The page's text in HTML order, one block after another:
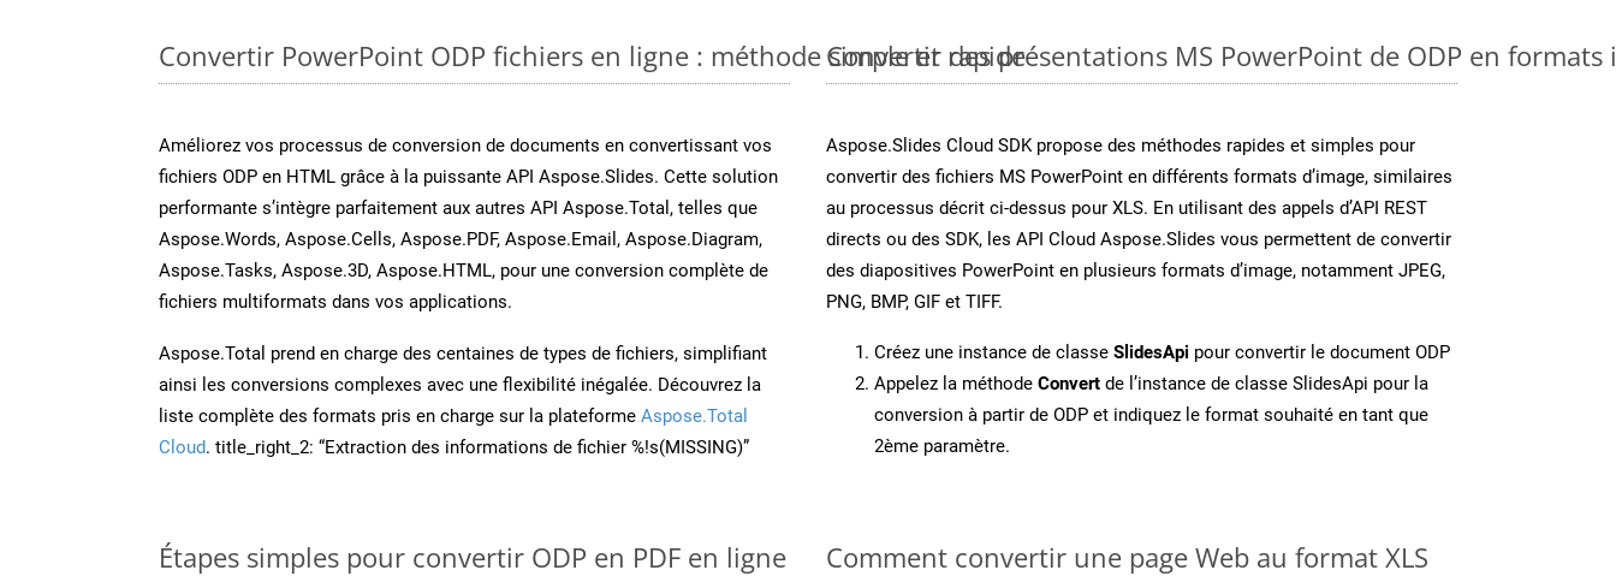
Convertir PowerPoint ODP fichiers en ligne : méthode simple et rapide
Améliorez vos processus de conversion de documents en convertissant vos
fichiers ODP en HTML grâce à la puissante API Aspose.Slides. Cette solution
performante s’intègre parfaitement aux autres API Aspose.Total, telles que
Aspose.Words, Aspose.Cells, Aspose.PDF, Aspose.Email, Aspose.Diagram,
Aspose.Tasks, Aspose.3D, Aspose.HTML, pour une conversion complète de
fichiers multiformats dans vos applications.
Aspose.Total prend en charge des centaines de types de fichiers, simplifiant
ainsi les conversions complexes avec une flexibilité inégalée. Découvrez la
liste complète des formats pris en charge sur la plateforme Aspose.Total
Cloud. title_right_2: “Extraction des informations de fichier %!s(MISSING)”
Convertir des présentations MS PowerPoint de ODP en formats
Aspose.Slides Cloud SDK propose des méthodes rapides et simples pour
convertir des fichiers MS PowerPoint en différents formats d’image, similaires
au processus décrit ci-dessus pour XLS. En utilisant des appels d’API REST
directs ou des SDK, les API Cloud Aspose.Slides vous permettent de convertir
des diapositives PowerPoint en plusieurs formats d’image, notamment JPEG,
PNG, BMP, GIF et TIFF.
Créez une instance de classe SlidesApi pour convertir le document ODP
Appelez la méthode Convert de l’instance de classe SlidesApi pour la
conversion à partir de ODP et indiquez le format souhaité en tant que
2ème paramètre.
Étapes simples pour convertir ODP en PDF en ligne Comment convertir une page Web au format XLS